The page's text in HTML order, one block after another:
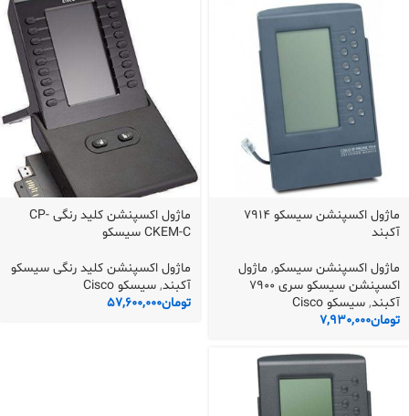
ماژول اکسپنشن سیسکو 7914
آکبند
ماژول اکسپنشن سیسکو, ماژول
اکسپنشن سیسکو سری 7900
آکبند, سیسکو Cisco
تومان7,930,000
ماژول اکسپنشن کلید رنگی CP-
CKEM-C سیسکو
ماژول اکسپنشن کلید رنگی سیسکو
آکبند, سیسکو Cisco
تومان57,600,000